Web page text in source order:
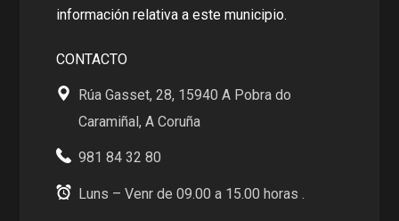
información relativa a este municipio.
CONTACTO
Rúa Gasset, 28, 15940 A Pobra do
Caramiñal, A Coruña
981 84 32 80
Luns – Venr de 09.00 a 15.00 horas .